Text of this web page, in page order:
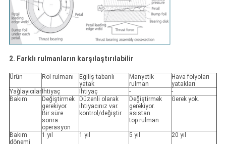
2. Farklı rulmanların karşılaştırılabilir
Ürün Rol rulmanı
Eğiliş tabanlı
yatak
Manyetik
rulman
Hava folyoları
yatakları
Yağlayıcılar İhtiyaç İhtiyaç -
-
Bakım
Değiştirmek
gerekiyor.
Bir süre
sonra
operasyon
Düzenli olarak
ihtiyacınız var.
kontrol/değiştir
Değiştirmek
gerekiyor.
asistan
top rulman
Gerek yok.
Bakım
dönemi
1 yıl 1 yıl 5 yıl 20 yıl